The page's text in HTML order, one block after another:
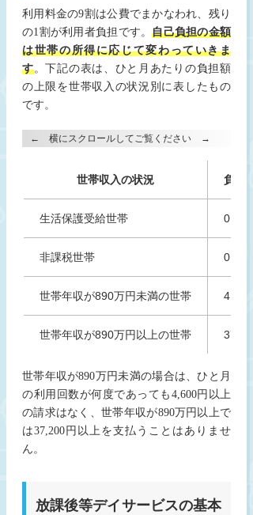
利用料金の9割は公費でまかなわれ、残り
の1割が利用者負担です。自己負担の金額
は世帯の所得に応じて変わっていきま
す。下記の表は、ひと月あたりの負担額
の上限を世帯収入の状況別に表したもの
です。
世帯収入の状況 負担
生活保護受給世帯 0円
非課税世帯 0円
世帯年収が890万円未満の世帯 4,600
世帯年収が890万円以上の世帯
世帯年収が890万円未満の場合は、ひと月
の利用回数が何度であっても4,600円以上
の請求はなく、世帯年収が890万円以上で
は37,200円以上を支払うことはありませ
ん。
放課後等デイサービスの基本